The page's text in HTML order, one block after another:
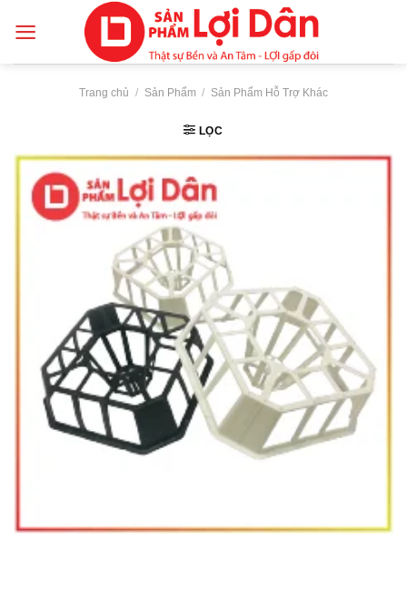
content
Trang chủ / Sản Phẩm / Sản Phẩm Hỗ Trợ Khác
LỌC